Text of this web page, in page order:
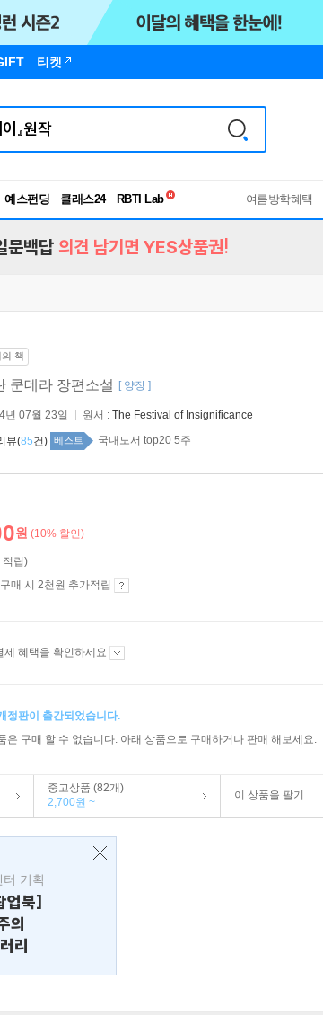
티켓
예스펀딩 클래스24
RBTI Lab
독서유형검사
여름방학혜택
문백답 의견 남기면 YES상품권!
책
쿤데라 장편소설 [ 양장 ]
년 07월 23일 원서 : The Festival of Insignificance
뷰(85건) 베스트 국내도서 top20 5주
원 (10% 할인)
적립)
매 시 2천원 추가적립
제 혜택을 확인하세요
정판이 출간되었습니다.
은 구매 할 수 없습니다. 아래 상품으로 구매하거나 판매 해보세요.
중고상품 (82개)
2,700원 ~
이 상품을 팔기
터 기획
업북]
의
리